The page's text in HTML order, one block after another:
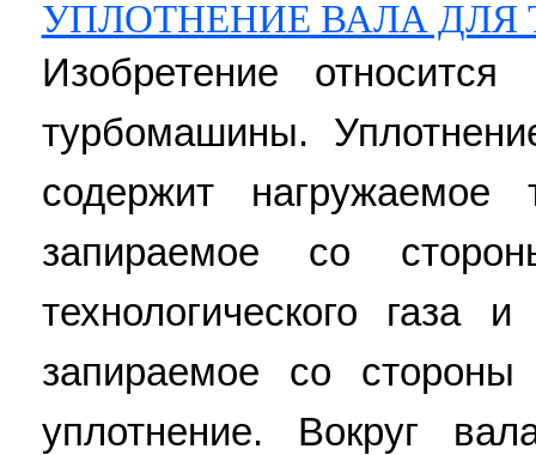
УПЛОТНЕНИЕ ВАЛА
Изобретение
турбомашины.
содержит нагружаемое
запираемое со
технологического газа
запираемое со
уплотнение. Вокруг